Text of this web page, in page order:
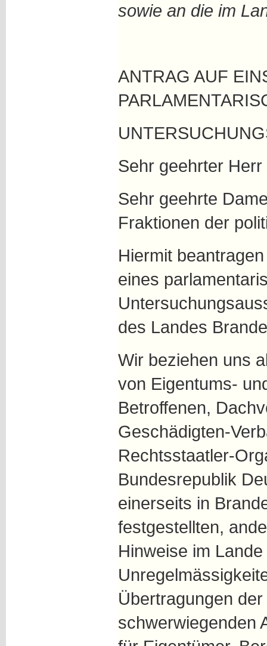
sowie an die im
ANTRAG AUF
Sehr geehrter
Sehr geehrte
Fraktionen der
Hiermit
eines
des Landes
Wir beziehen uns
von Eigentums-
Betroffenen,
Geschädigten-
Rechtsstaatler-
Bundesrepublik
einerseits in
festgestellten,
Hinweise im
Übertragungen
schwerwiegenden